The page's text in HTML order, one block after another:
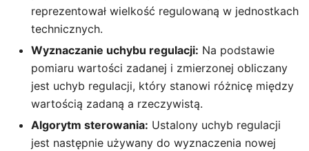
reprezentował wielkość regulowaną w jednostkach
technicznych.
Wyznaczanie uchybu regulacji: Na podstawie
pomiaru wartości zadanej i zmierzonej obliczany
jest uchyb regulacji, który stanowi różnicę między
wartością zadaną a rzeczywistą.
Algorytm sterowania: Ustalony uchyb regulacji
jest następnie używany do wyznaczenia nowej